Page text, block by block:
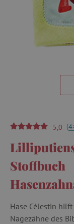
5,0 (4
Stoffbuch
Hase Célestin
Nagezähne des